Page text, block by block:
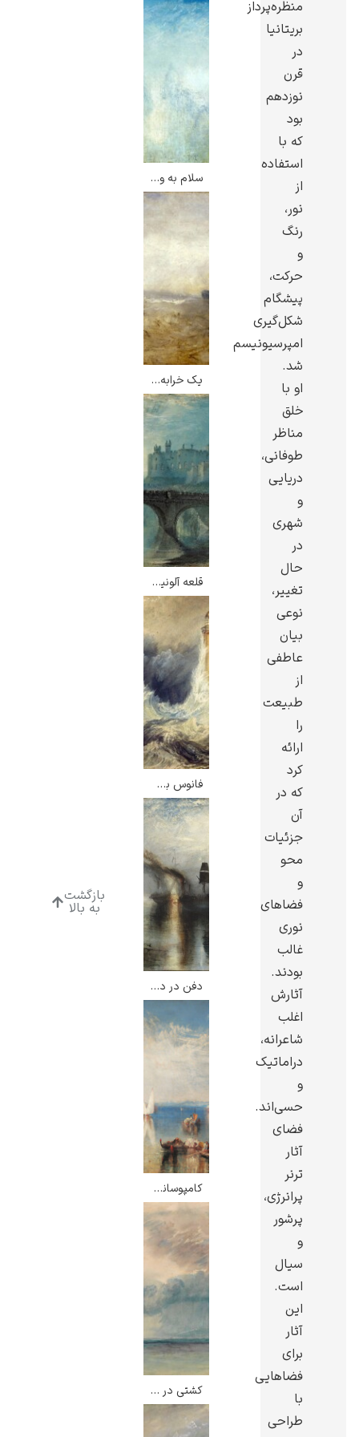
گوستاو کلیمت
ادوارد مونک
کامی پیسارو
لودویگ دویچ
پیر آگوست رنوآر
یوهانس فرمیر
پرفروش‌ترین
منظره‌پرداز
بریتانیا
در
قرن
نوزدهم
بود
که با
استفاده
از
نور،
رنگ
و
حرکت،
پیشگام
شکل‌گیری
امپرسیونیسم
شد.
او با
خلق
مناظر
طوفانی،
دریایی
و
شهری
در
حال
تغییر،
نوعی
بیان
عاطفی
از
طبیعت
را
ارائه
کرد
که در
آن
جزئیات
محو
و
فضاهای
نوری
غالب
بودند.
آثارش
اغلب
شاعرانه،
دراماتیک
و
حسی‌اند.
فضای
آثار
ترنر
پرانرژی،
پرشور
و
سیال
است.
این
آثار
برای
فضاهایی
با
طراحی
سلام به ونیز – ویلیام ترنر
یک خرابه با قایق های ماهیگیری – ویلیام ترنر
قلعه آلونیک – ویلیام ترنر
فانوس بل راک – ویلیام ترنر
دفن در دریا – ویلیام ترنر
کامپوسانتو – ویلیام ترنر
کشتی در طوفان – ویلیام ترنر
بازگشت
به بالا